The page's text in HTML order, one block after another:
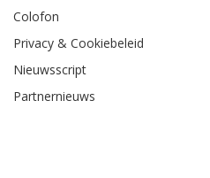
Colofon
Privacy & Cookiebeleid
Nieuwsscript
Partnernieuws